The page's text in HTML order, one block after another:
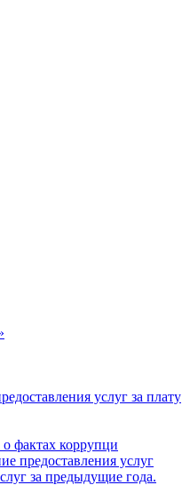
услуг за плату
фактах коррупци
предоставления услуг
за предыдущие года.